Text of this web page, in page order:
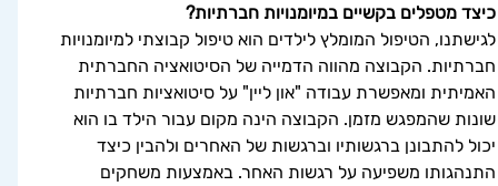
כיצד מטפלים בקשיים במיומנויות חברתיות?
לגישתנו, הטיפול המומלץ לילדים הוא טיפול קבוצתי למיומנויות
חברתיות. הקבוצה מהווה הדמייה של הסיטואציה החברתית
האמיתית ומאפשרת עבודה "און ליין" על סיטואציות חברתיות
שונות שהמפגש מזמן. הקבוצה הינה מקום עבור הילד בו הוא
יכול להתבונן ברגשותיו וברגשות של האחרים ולהבין כיצד
התנהגותו משפיעה על רגשות האחר. באמצעות משחקים